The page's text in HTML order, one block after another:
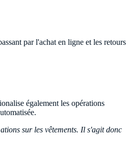
par l'achat en ligne et les retours
également les opérations
sur les vêtements. Il s'agit donc